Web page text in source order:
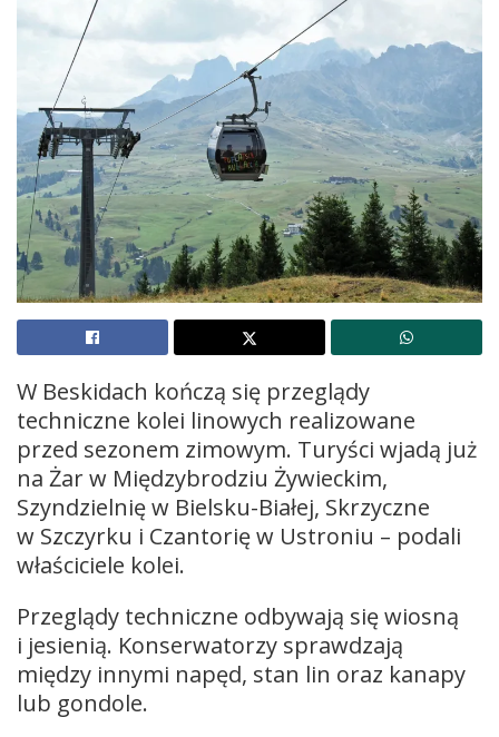
W Beskidach kończą się przeglądy
techniczne kolei linowych realizowane
przed sezonem zimowym. Turyści wjadą już
na Żar w Międzybrodziu Żywieckim,
Szyndzielnię w Bielsku-Białej, Skrzyczne
w Szczyrku i Czantorię w Ustroniu – podali
właściciele kolei.
Przeglądy techniczne odbywają się wiosną
i jesienią. Konserwatorzy sprawdzają
między innymi napęd, stan lin oraz kanapy
lub gondole.